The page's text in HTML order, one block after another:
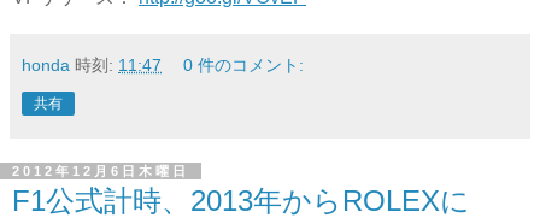
honda 時刻: 11:47 0 件のコメント:
共有
2012年12月6日木曜日
F1公式計時、2013年からROLEXに